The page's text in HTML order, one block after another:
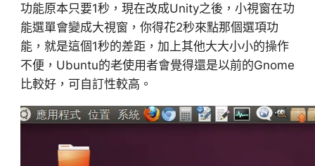
功能原本只要1秒，現在改成Unity之後，小視窗在功
能選單會變成大視窗，你得花2秒來點那個選項功
能，就是這個1秒的差距，加上其他大大小小的操作
不便，Ubuntu的老使用者會覺得還是以前的Gnome
比較好，可自訂性較高。